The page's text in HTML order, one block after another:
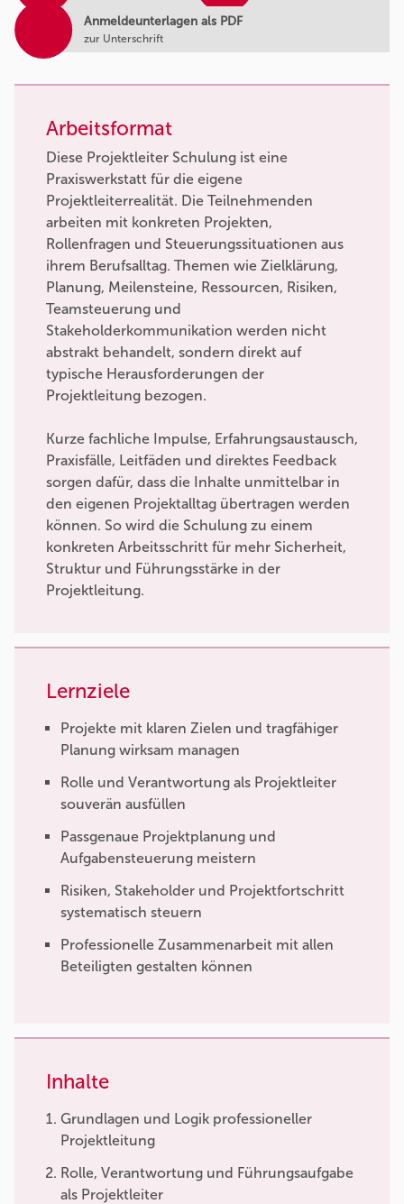
Arbeitsformat
Diese Projektleiter Schulung ist eine
Praxiswerkstatt für die eigene
Projektleiterrealität. Die Teilnehmenden
arbeiten mit konkreten Projekten,
Rollenfragen und Steuerungssituationen aus
ihrem Berufsalltag. Themen wie Zielklärung,
Planung, Meilensteine, Ressourcen, Risiken,
Teamsteuerung und
Stakeholderkommunikation werden nicht
abstrakt behandelt, sondern direkt auf
typische Herausforderungen der
Projektleitung bezogen.
Kurze fachliche Impulse, Erfahrungsaustausch,
Praxisfälle, Leitfäden und direktes Feedback
sorgen dafür, dass die Inhalte unmittelbar in
den eigenen Projektalltag übertragen werden
können. So wird die Schulung zu einem
konkreten Arbeitsschritt für mehr Sicherheit,
Struktur und Führungsstärke in der
Projektleitung.
Lernziele
Projekte mit klaren Zielen und tragfähiger
Planung wirksam managen
Rolle und Verantwortung als Projektleiter
souverän ausfüllen
Passgenaue Projektplanung und
Aufgabensteuerung meistern
Risiken, Stakeholder und Projektfortschritt
systematisch steuern
Professionelle Zusammenarbeit mit allen
Beteiligten gestalten können
Inhalte
Grundlagen und Logik professioneller
Projektleitung
Rolle, Verantwortung und Führungsaufgabe
als Projektleiter
Anmeldeunterlagen als PDF
zur Unterschrift